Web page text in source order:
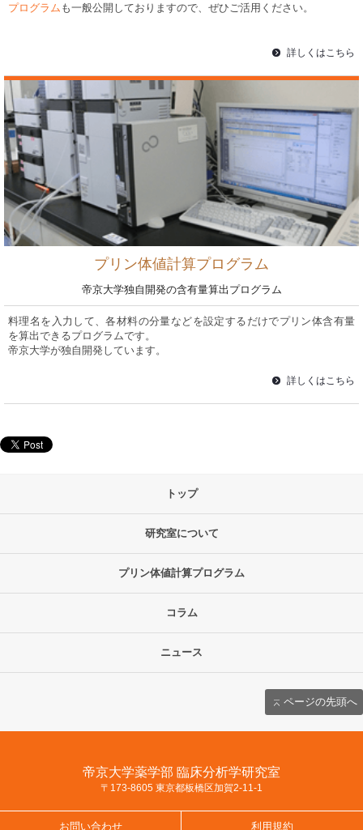
プログラム も一般公開しておりますので、ぜひご活用ください。
詳しくはこちら
プリン体値計算プログラム
帝京大学独自開発の含有量算出プログラム
料理名を入力して、各材料の分量などを設定するだけでプリン体含有量
を算出できるプログラムです。
帝京大学が独自開発しています。
詳しくはこちら
トップ
研究室について
プリン体値計算プログラム
コラム
ニュース
ページの先頭へ
帝京大学薬学部 臨床分析学研究室
〒173-8605 東京都板橋区加賀2-11-1
お問い合わせ 利用規約